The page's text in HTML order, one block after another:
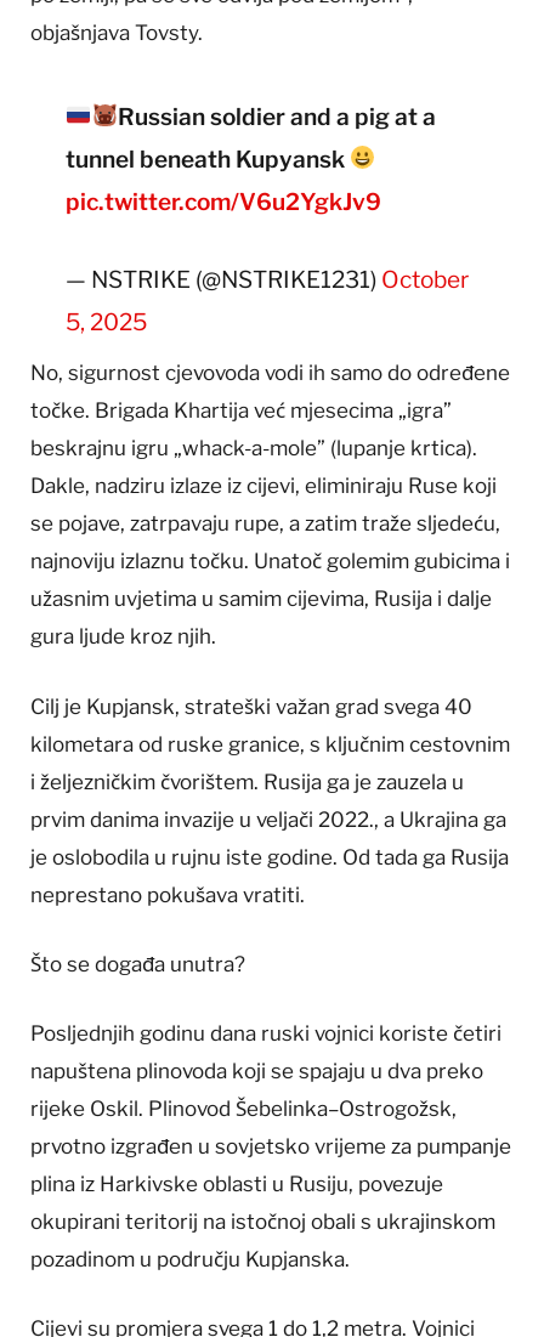
objašnjava Tovsty.
Russian soldier and a pig at a
tunnel beneath Kupyansk
pic.twitter.com/V6u2YgkJv9
— NSTRIKE (@NSTRIKE1231) October
5, 2025
No, sigurnost cjevovoda vodi ih samo do određene
točke. Brigada Khartija već mjesecima „igra”
beskrajnu igru „whack-a-mole” (lupanje krtica).
Dakle, nadziru izlaze iz cijevi, eliminiraju Ruse koji
se pojave, zatrpavaju rupe, a zatim traže sljedeću,
najnoviju izlaznu točku. Unatoč golemim gubicima i
užasnim uvjetima u samim cijevima, Rusija i dalje
gura ljude kroz njih.
Cilj je Kupjansk, strateški važan grad svega 40
kilometara od ruske granice, s ključnim cestovnim
i željezničkim čvorištem. Rusija ga je zauzela u
prvim danima invazije u veljači 2022., a Ukrajina ga
je oslobodila u rujnu iste godine. Od tada ga Rusija
neprestano pokušava vratiti.
Što se događa unutra?
Posljednjih godinu dana ruski vojnici koriste četiri
napuštena plinovoda koji se spajaju u dva preko
rijeke Oskil. Plinovod Šebelinka–Ostrogožsk,
prvotno izgrađen u sovjetsko vrijeme za pumpanje
plina iz Harkivske oblasti u Rusiju, povezuje
okupirani teritorij na istočnoj obali s ukrajinskom
pozadinom u području Kupjanska.
Cijevi su promjera svega 1 do 1,2 metra. Vojnici